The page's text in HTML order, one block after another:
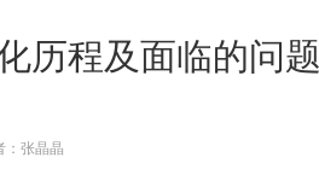
历程及面临的问题
：张晶晶